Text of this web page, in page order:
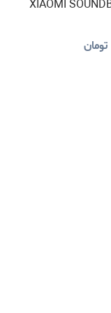
تومان